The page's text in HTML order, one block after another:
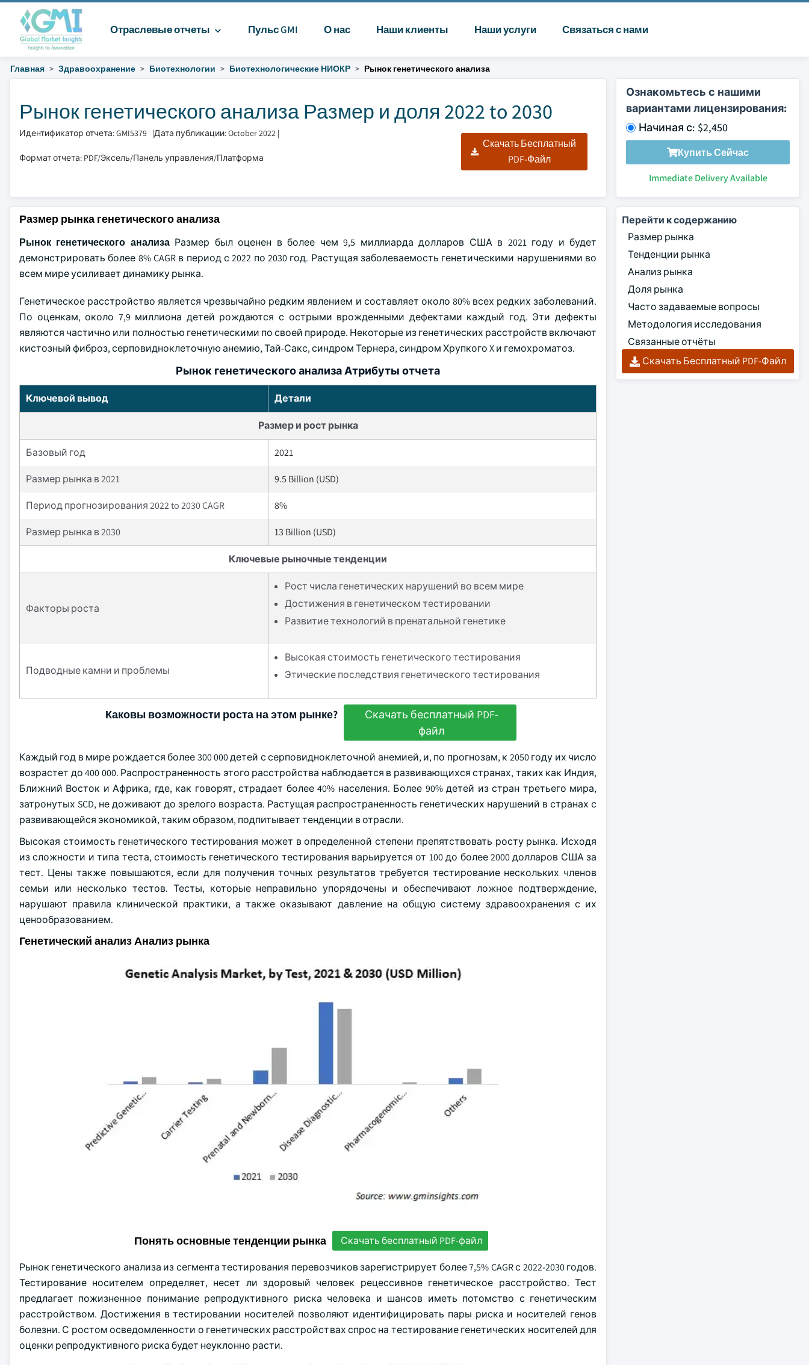
Отраслевые отчеты Пульс GMI О нас Наши клиенты Наши услуги Связаться с нами
Главная Здравоохранение Биотехнологии Биотехнологические НИОКР Рынок генетического анализа
Рынок генетического анализа Размер и доля 2022 to 2030
Идентификатор отчета: GMI5379 |Дата публикации: October 2022 |
Формат отчета: PDF/Эксель/Панель управления/Платформа
Скачать Бесплатный
PDF-Файл
Ознакомьтесь с нашими
вариантами лицензирования:
Начиная с: $2,450
Купить Сейчас
Immediate Delivery Available
Размер рынка генетического анализа
Рынок генетического анализаРазмер был оценен в более чем 9,5 миллиарда долларов США в 2021 году и будет
демонстрировать более 8% CAGR в период с 2022 по 2030 год. Растущая заболеваемость генетическими нарушениями во
всем мире усиливает динамику рынка.
Генетическое расстройство является чрезвычайно редким явлением и составляет около 80% всех редких заболеваний.
По оценкам, около 7,9 миллиона детей рождаются с острыми врожденными дефектами каждый год. Эти дефекты
являются частично или полностью генетическими по своей природе. Некоторые из генетических расстройств включают
кистозный фиброз, серповидноклеточную анемию, Тай-Сакс, синдром Тернера, синдром Хрупкого X и гемохроматоз.
Рынок генетического анализа Атрибуты отчета
Ключевой вывод Детали
Размер и рост рынка
Базовый год 2021
Размер рынка в 2021 9.5 Billion (USD)
Период прогнозирования 2022 to 2030 CAGR 8%
Размер рынка в 2030 13 Billion (USD)
Ключевые рыночные тенденции
Факторы роста
Рост числа генетических нарушений во всем мире
Достижения в генетическом тестировании
Развитие технологий в пренатальной генетике
Подводные камни и проблемы
Высокая стоимость генетического тестирования
Этические последствия генетического тестирования
Каковы возможности роста на этом рынке?
Скачать бесплатный PDF-
файл
Каждый год в мире рождается более 300 000 детей с серповидноклеточной анемией, и, по прогнозам, к 2050 году их число
возрастет до 400 000. Распространенность этого расстройства наблюдается в развивающихся странах, таких как Индия,
Ближний Восток и Африка, где, как говорят, страдает более 40% населения. Более 90% детей из стран третьего мира,
затронутых SCD, не доживают до зрелого возраста. Растущая распространенность генетических нарушений в странах с
развивающейся экономикой, таким образом, подпитывает тенденции в отрасли.
Высокая стоимость генетического тестирования может в определенной степени препятствовать росту рынка. Исходя
из сложности и типа теста, стоимость генетического тестирования варьируется от 100 до более 2000 долларов США за
тест. Цены также повышаются, если для получения точных результатов требуется тестирование нескольких членов
семьи или несколько тестов. Тесты, которые неправильно упорядочены и обеспечивают ложное подтверждение,
нарушают правила клинической практики, а также оказывают давление на общую систему здравоохранения с их
ценообразованием.
Генетический анализ Анализ рынка
Понять основные тенденции рынка Скачать бесплатный PDF-файл
Рынок генетического анализа из сегмента тестирования перевозчиков зарегистрирует более 7,5% CAGR с 2022-2030 годов.
Тестирование носителем определяет, несет ли здоровый человек рецессивное генетическое расстройство. Тест
предлагает пожизненное понимание репродуктивного риска человека и шансов иметь потомство с генетическим
расстройством. Достижения в тестировании носителей позволяют идентифицировать пары риска и носителей генов
болезни. С ростом осведомленности о генетических расстройствах спрос на тестирование генетических носителей для
оценки репродуктивного риска будет неуклонно расти.
Перейти к содержанию
Размер рынка
Тенденции рынка
Анализ рынка
Доля рынка
Часто задаваемые вопросы
Методология исследования
Связанные отчёты
Скачать Бесплатный PDF-Файл